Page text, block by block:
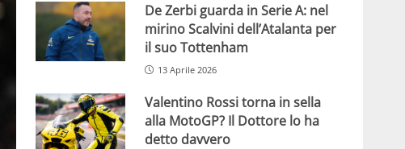
De Zerbi guarda in Serie A: nel
mirino Scalvini dell’Atalanta per
il suo Tottenham
13 Aprile 2026
Valentino Rossi torna in sella
alla MotoGP? Il Dottore lo ha
detto davvero